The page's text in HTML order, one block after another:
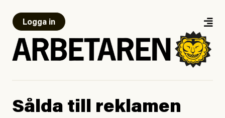
Logga in
Sålda till reklamen